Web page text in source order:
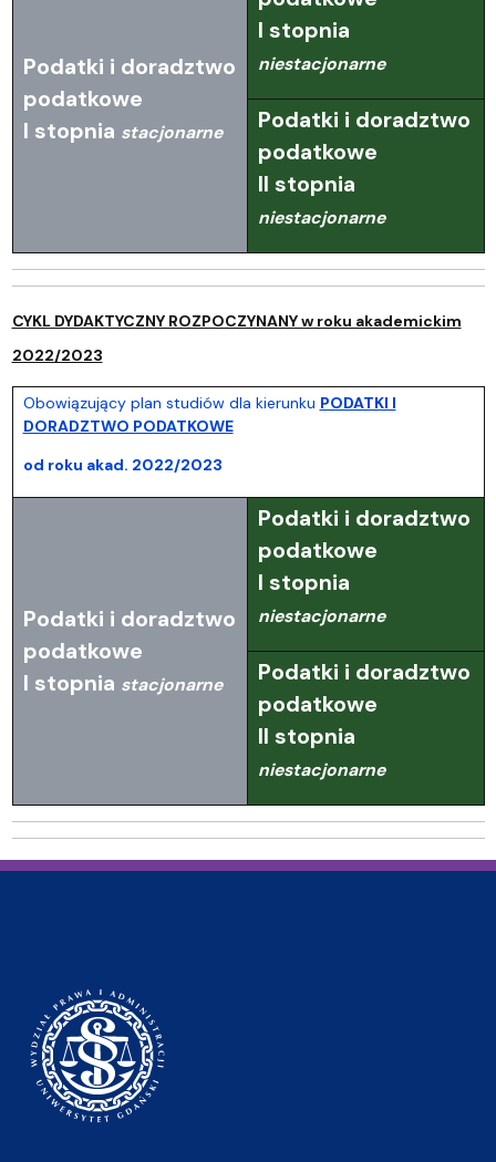
Podatki i doradztwo
podatkowe
I stopnia stacjonarne
I stopnia
niestacjonarne
Podatki i doradztwo
podatkowe
II stopnia
niestacjonarne
CYKL DYDAKTYCZNY ROZPOCZYNANY w roku akademickim
2022/2023
Obowiązujący plan studiów dla kierunku PODATKI I
DORADZTWO PODATKOWE
od roku akad. 2022/2023
Podatki i doradztwo
podatkowe
I stopnia stacjonarne
Podatki i doradztwo
podatkowe
I stopnia
niestacjonarne
Podatki i doradztwo
podatkowe
II stopnia
niestacjonarne